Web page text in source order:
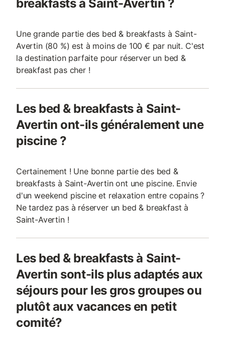
breakfasts à Saint-Avertin ?
Une grande partie des bed & breakfasts à Saint-
Avertin (80 %) est à moins de 100 € par nuit. C'est
la destination parfaite pour réserver un bed &
breakfast pas cher !
Les bed & breakfasts à Saint-
Avertin ont-ils généralement une
piscine ?
Certainement ! Une bonne partie des bed &
breakfasts à Saint-Avertin ont une piscine. Envie
d'un weekend piscine et relaxation entre copains ?
Ne tardez pas à réserver un bed & breakfast à
Saint-Avertin !
Les bed & breakfasts à Saint-
Avertin sont-ils plus adaptés aux
séjours pour les gros groupes ou
plutôt aux vacances en petit
comité?